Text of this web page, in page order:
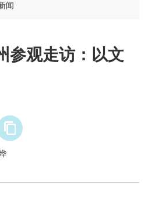
闻
参观走访：以文
烨